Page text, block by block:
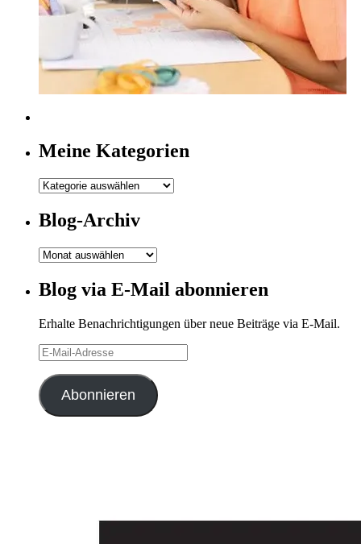
Meine Kategorien
Meine
Blog-Archiv
Blog-
Blog via E-Mail abonnieren
Erhalte Benachrichtigungen über neue Beiträge via E-Mail.
E-
Mail-
Adresse
Abonnieren